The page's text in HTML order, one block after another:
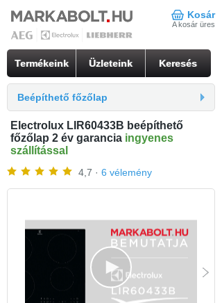
Kosár
A kosár üres
Termékeink Üzleteink Keresés
Beépíthető főzőlap
Electrolux LIR60433B beépíthető
főzőlap 2 év garancia ingyenes
szállítással
4,7 · 6 vélemény